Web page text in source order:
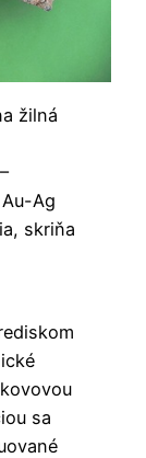
žilná
Ag
skriňa
sa